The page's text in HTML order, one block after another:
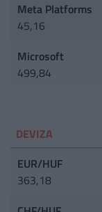
Meta Platforms
45,16
Microsoft
499,84
DEVIZA
EUR/HUF
363,18